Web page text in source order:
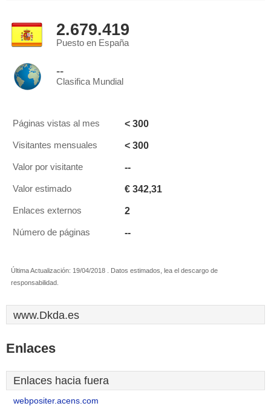
2.679.419
Puesto en España
--
Clasifica Mundial
Páginas vistas al mes < 300
Visitantes mensuales < 300
Valor por visitante --
Valor estimado € 342,31
Enlaces externos 2
Número de páginas --
Última Actualización: 19/04/2018 . Datos estimados, lea el descargo de
responsabilidad.
www.Dkda.es
Enlaces
Enlaces hacia fuera
webpositer.acens.com